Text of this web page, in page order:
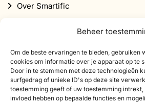
Beheer
Om de beste ervaringen te bieden, gebruiken
cookies om informatie over je apparaat op te
Door in te stemmen met deze technologieën
surfgedrag of unieke ID's op deze site
toestemming geeft of uw toestemming intrekt,
invloed hebben op bepaalde functies en
Over Smartific
Nieuwsbrief
Korting